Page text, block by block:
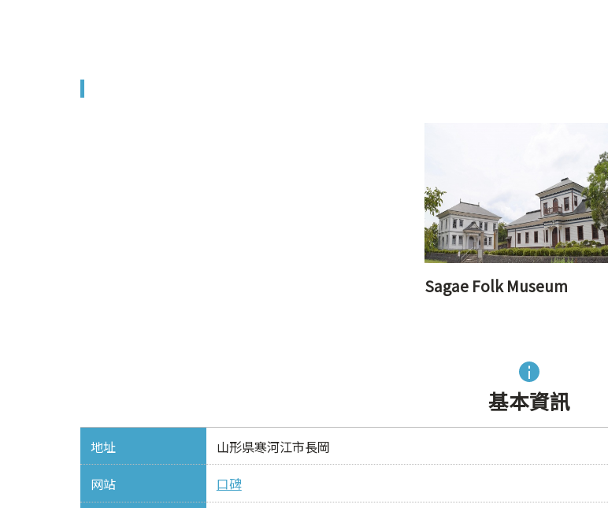
Sagae Folk Museum
基本資訊
地址
山形県寒河江市長岡
网站
口碑